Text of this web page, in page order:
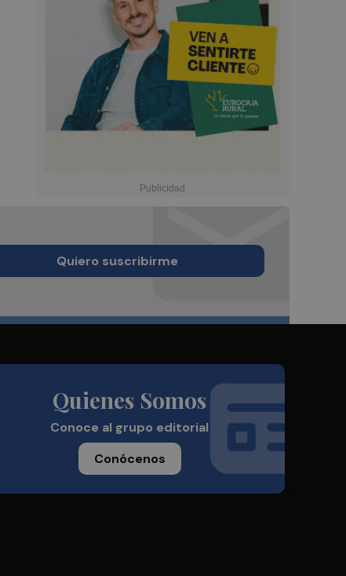
Quiero suscribirme
Quienes Somos
Conoce al grupo editorial
Conócenos